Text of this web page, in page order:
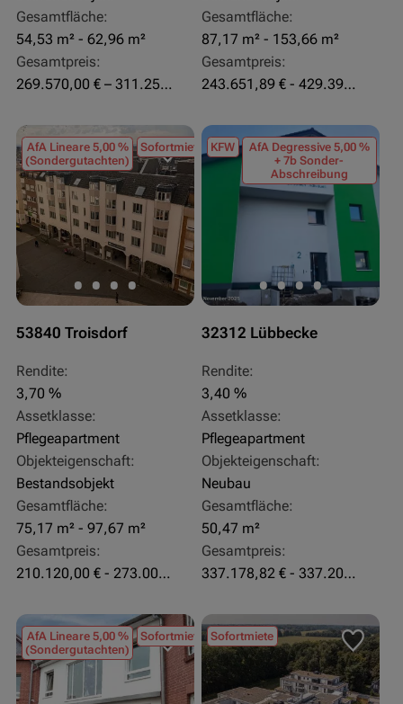
Gesamtfläche:
54,53 m² - 62,96 m²
Gesamtpreis:
269.570,00 € – 311.250,00 €
Gesamtfläche:
87,17 m² - 153,66 m²
Gesamtpreis:
243.651,89 € - 429.392,43 €
AfA Lineare 5,00 %
(Sondergutachten)
Sofortmiete
53840 Troisdorf
Rendite:
3,70 %
Assetklasse:
Pflegeapartment
Objekteigenschaft:
Bestandsobjekt
Gesamtfläche:
75,17 m² - 97,67 m²
Gesamtpreis:
210.120,00 € - 273.003,24 €
KFW
AfA Degressive 5,00 %
+ 7b Sonder-
Abschreibung
32312 Lübbecke
Rendite:
3,40 %
Assetklasse:
Pflegeapartment
Objekteigenschaft:
Neubau
Gesamtfläche:
50,47 m²
Gesamtpreis:
337.178,82 € - 337.207,06 €
AfA Lineare 5,00 %
(Sondergutachten)
Sofortmiete Sofortmiete